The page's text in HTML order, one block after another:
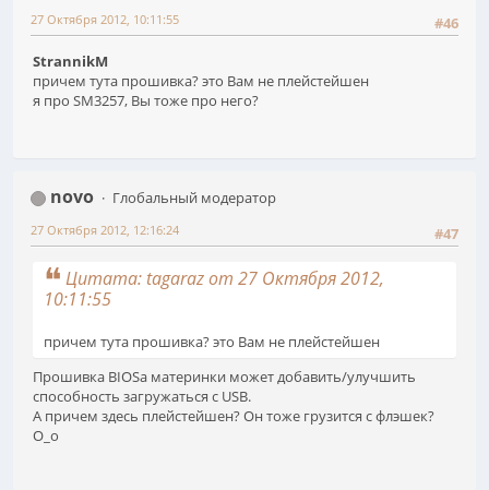
#46
27 Октября 2012, 10:11:55
StrannikM
причем тута прошивка? это Вам не плейстейшен
я про SM3257, Вы тоже про него?
novo
Глобальный модератор
#47
27 Октября 2012, 12:16:24
Цитата: tagaraz от 27 Октября 2012,
10:11:55
причем тута прошивка? это Вам не плейстейшен
Прошивка BIOSа материнки может добавить/улучшить
способность загружаться с USB.
А причем здесь плейстейшен? Он тоже грузится с флэшек?
О_о